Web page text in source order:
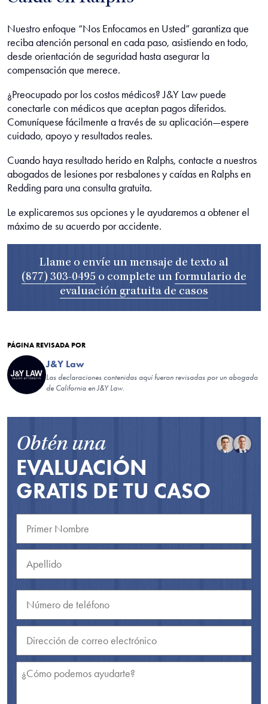
Nuestro enfoque “Nos Enfocamos en Usted” garantiza que
reciba atención personal en cada paso, asistiendo en todo,
desde orientación de seguridad hasta asegurar la
compensación que merece.
¿Preocupado por los costos médicos? J&Y Law puede
conectarle con médicos que aceptan pagos diferidos.
Comuníquese fácilmente a través de su aplicación—espere
cuidado, apoyo y resultados reales.
Cuando haya resultado herido en Ralphs, contacte a nuestros
abogados de lesiones por resbalones y caídas en Ralphs en
Redding para una consulta gratuita.
Le explicaremos sus opciones y le ayudaremos a obtener el
máximo de su acuerdo por accidente.
Llame o envíe un mensaje de texto al
(877) 303-0495 o complete un formulario de
evaluación gratuita de casos
PÁGINA REVISADA POR
J&Y Law
Las declaraciones contenidas aquí fueron revisadas por un abogado
de California en J&Y Law.
Obtén una
EVALUACIÓN
GRATIS DE TU CASO